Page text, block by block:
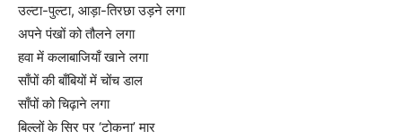
उल्टा-पुल्टा, आड़ा-तिरछा उड़ने लगा
अपने पंखों को तौलने लगा
हवा में कलाबाजियाँ खाने लगा
साँपों की बाँबियों में चोंच डाल
साँपों को चिढ़ाने लगा
बिल्लों के सिर पर ‘टोकना’ मार